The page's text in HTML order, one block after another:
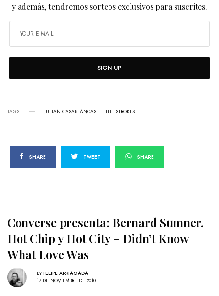
y además, tendremos sorteos exclusivos para suscrites.
SIGN UP
TAGS JULIAN CASABLANCAS THE STROKES
SHARE TWEET SHARE
Converse presenta: Bernard Sumner,
Hot Chip y Hot City – Didn’t Know
What Love Was
BY FELIPE ARRIAGADA
17 DE NOVIEMBRE DE 2010